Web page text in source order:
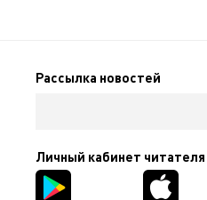
Рассылка новостей
Личный кабинет читателя